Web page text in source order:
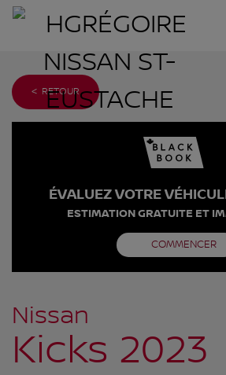
< RETOUR
ÉVALUEZ VOTRE
ESTIMATION GRATUITE ET
COMMENCER
Nissan
Kicks 2023